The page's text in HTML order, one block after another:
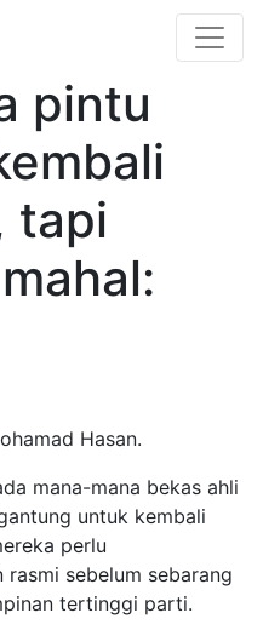
pintu
tapi
Hasan.
mana-mana bekas ahli
untuk kembali
perlu
sebelum sebarang
tertinggi parti.